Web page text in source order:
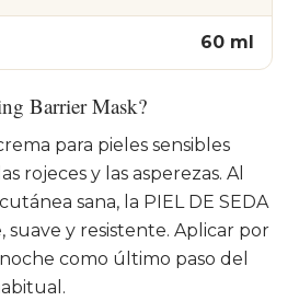
60 ml
Barrier Mask?
para pieles sensibles
rojeces y las asperezas. Al
sana, la PIEL DE SEDA
suave y resistente. Aplicar por
como último paso del